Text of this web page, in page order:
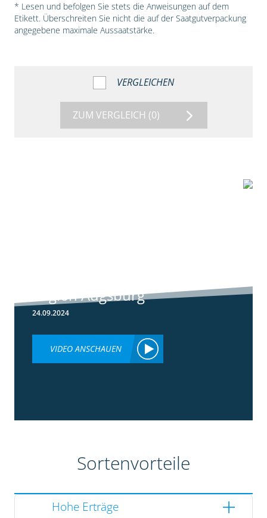
* Lesen und befolgen Sie stets die Anweisungen auf dem
Etikett. Überschreiten Sie nicht die auf der Saatgutverpackung
angegebene maximale Aussaatstärke.
VERGLEICHEN
ZUM VERGLEICH (0)
Region Augsburg
24.09.2024
VIDEO ANSCHAUEN
Sortenvorteile
Hohe Erträge